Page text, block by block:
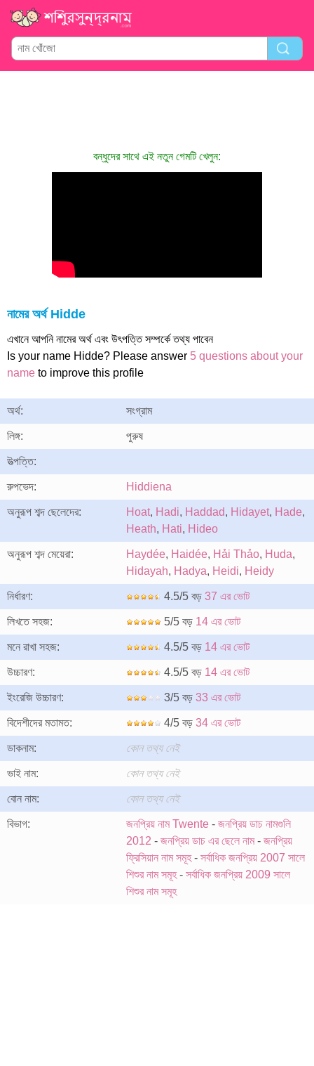
বন্ধুদের সাথে এই নতুন গেমটি খেলুন:
নামের অর্থ Hidde
এখানে আপনি নামের অর্থ এবং উৎপত্তি সম্পর্কে তথ্য পাবেন
Is your name Hidde? Please answer 5 questions about your
name to improve this profile
অর্থ: সংগ্রাম
লিঙ্গ: পুরুষ
উত্পত্তি:
রুপভেদ: Hiddiena
অনুরূপ শব্দ ছেলেদের: Hoat, Hadi, Haddad, Hidayet, Hade,
Heath, Hati, Hideo
অনুরূপ শব্দ মেয়েরা: Haydée, Haidée, Hải Thảo, Huda,
Hidayah, Hadya, Heidi, Heidy
নির্ধারণ: 4.5/5 বড় 37 এর ভোট
লিখতে সহজ: 5/5 বড় 14 এর ভোট
মনে রাখা সহজ: 4.5/5 বড় 14 এর ভোট
উচ্চারণ: 4.5/5 বড় 14 এর ভোট
ইংরেজি উচ্চারণ: 3/5 বড় 33 এর ভোট
বিদেশীদের মতামত: 4/5 বড় 34 এর ভোট
ডাকনাম: কোন তথ্য নেই
ভাই নাম: কোন তথ্য নেই
বোন নাম: কোন তথ্য নেই
বিভাগ: জনপ্রিয় নাম Twente - জনপ্রিয় ডাচ নামগুলি
2012 - জনপ্রিয় ডাচ এর ছেলে নাম- জনপ্রিয়
ফ্রিসিয়ান নাম সমূহ- সর্বাধিক জনপ্রিয় 2007 সালে
শিশুর নাম সমূহ- সর্বাধিক জনপ্রিয় 2009 সালে
শিশুর নাম সমূহ